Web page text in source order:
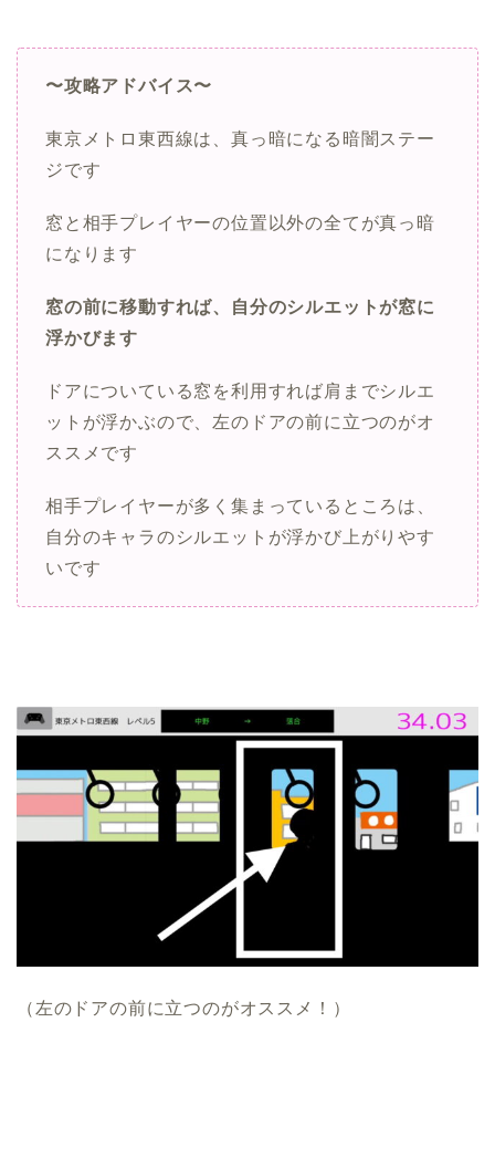
〜攻略アドバイス〜
東京メトロ東西線は、真っ暗になる暗闇ステー
ジです
窓と相手プレイヤーの位置以外の全てが真っ暗
になります
窓の前に移動すれば、自分のシルエットが窓に
浮かびます
ドアについている窓を利用すれば肩までシルエ
ットが浮かぶので、左のドアの前に立つのがオ
ススメです
相手プレイヤーが多く集まっているところは、
自分のキャラのシルエットが浮かび上がりやす
いです
（左のドアの前に立つのがオススメ！）